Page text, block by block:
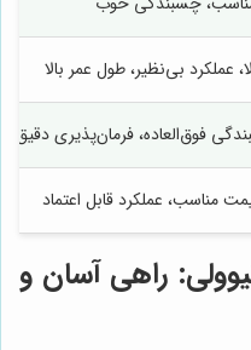
عملکرد بی‌نظیر، طول عمر بالا
فوق‌العاده، فرمان‌پذیری دقیق
مناسب، عملکرد قابل اعتماد
راهی آسان و